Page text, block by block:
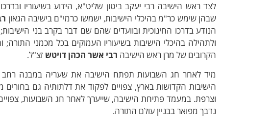
לצד ראש הישיבה רבי יעקב ביטון שליט"א, הידוע בשיעוריו
שבהן שימש כר"מ בהיכלי הישיבות, ישמשו כרמי"ם בישיבה הגאון
הנודע בדרכו החינוכית ובוועדים שהם שם דבר בקרב בני הישיבות;
ולתהילה בהיכלי הישיבות בשיעוריו העמוקים בכל מכמני התורה;
הקרובים של מרן ראש הישיבה רבי אשר הכהן דויטשזצ"ל.
מיד לאחר חג השבועות תפתח הישיבה את שעריה במבנה רחב
הישיבות הקדושות בארץ, צפויים לפקוד את דלתותיה גם
וצרפת. במעמד פתיחת הישיבה, שייערך לאחר חג השבועות,
נדבך מפואר בבניין עולם התורה.